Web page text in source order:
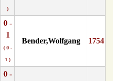
)
0 -
1
( 0 -
1 )
Bender,Wolfgang 1754
0 -